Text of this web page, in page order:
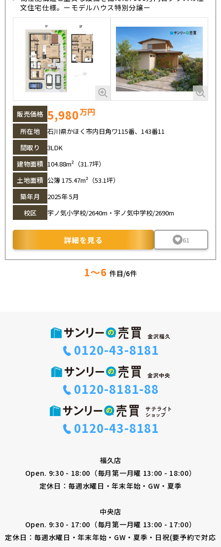
文住宅仕様。ーモデルハウス特別分譲ー
販売価格 5,980万円
所在地
石川県かほく市内日角ワ115番、143番11
間取り
3LDK
建物面積 104.88m²（31.7坪）
土地面積 公簿 175.47m²（53.1坪）
築年月
2025年 5月
校区
宇ノ気小学校/2640m・宇ノ気中学校/2690m
詳細を見る 61
1～6 件目/6件
0120-43-8181
0120-8181-88
0120-43-8181
福久店
Open. 9:30 - 18:00（毎月第一月曜 13:00 - 18:00）
定休日：毎週水曜日・年末年始・GW・夏季
中央店
Open. 9:30 - 17:00（毎月第一月曜 13:00 - 17:00）
定休日：毎週水曜日・年末年始・GW・夏季・日祝(要予約で対応